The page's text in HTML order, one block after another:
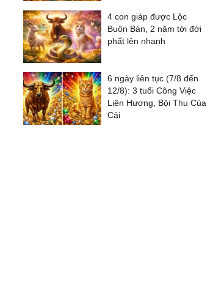
4 con giáp được Lộc
Buôn Bán, 2 năm tới đời
phất lên nhanh
6 ngày liên tục (7/8 đến
12/8): 3 tuổi Công Việc
Liên Hương, Bội Thu Của
Cải